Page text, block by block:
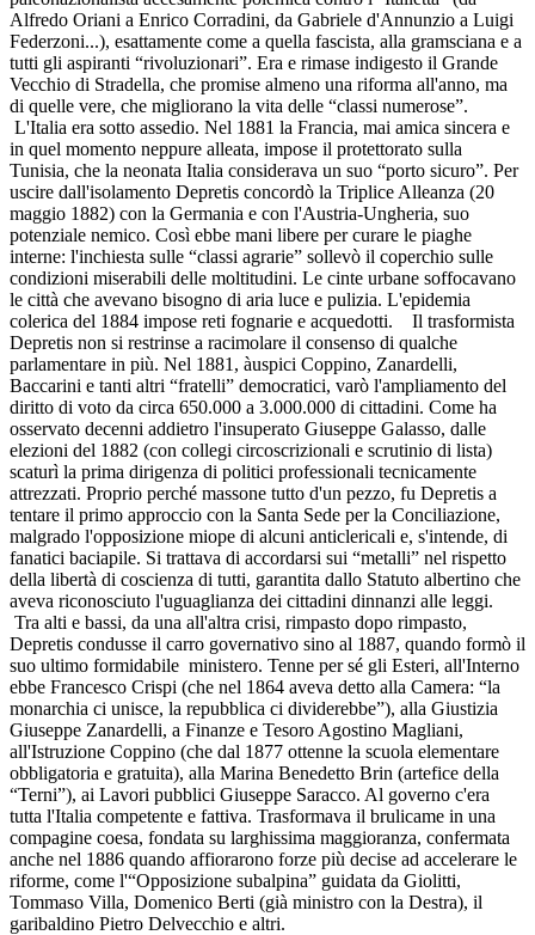
Alfredo Oriani a Enrico Corradini, da Gabriele d'Annunzio a Luigi
Federzoni...), esattamente come a quella fascista, alla gramsciana e a
tutti gli aspiranti “rivoluzionari”. Era e rimase indigesto il Grande
Vecchio di Stradella, che promise almeno una riforma all'anno, ma
di quelle vere, che migliorano la vita delle “classi numerose”.
L'Italia era sotto assedio. Nel 1881 la Francia, mai amica sincera e
in quel momento neppure alleata, impose il protettorato sulla
Tunisia, che la neonata Italia considerava un suo “porto sicuro”. Per
uscire dall'isolamento Depretis concordò la Triplice Alleanza (20
maggio 1882) con la Germania e con l'Austria-Ungheria, suo
potenziale nemico. Così ebbe mani libere per curare le piaghe
interne: l'inchiesta sulle “classi agrarie” sollevò il coperchio sulle
condizioni miserabili delle moltitudini. Le cinte urbane soffocavano
le città che avevano bisogno di aria luce e pulizia. L'epidemia
colerica del 1884 impose reti fognarie e acquedotti. Il trasformista
Depretis non si restrinse a racimolare il consenso di qualche
parlamentare in più. Nel 1881, àuspici Coppino, Zanardelli,
Baccarini e tanti altri “fratelli” democratici, varò l'ampliamento del
diritto di voto da circa 650.000 a 3.000.000 di cittadini. Come ha
osservato decenni addietro l'insuperato Giuseppe Galasso, dalle
elezioni del 1882 (con collegi circoscrizionali e scrutinio di lista)
scaturì la prima dirigenza di politici professionali tecnicamente
attrezzati. Proprio perché massone tutto d'un pezzo, fu Depretis a
tentare il primo approccio con la Santa Sede per la Conciliazione,
malgrado l'opposizione miope di alcuni anticlericali e, s'intende, di
fanatici baciapile. Si trattava di accordarsi sui “metalli” nel rispetto
della libertà di coscienza di tutti, garantita dallo Statuto albertino che
aveva riconosciuto l'uguaglianza dei cittadini dinnanzi alle leggi.
Tra alti e bassi, da una all'altra crisi, rimpasto dopo rimpasto,
Depretis condusse il carro governativo sino al 1887, quando formò il
suo ultimo formidabile ministero. Tenne per sé gli Esteri, all'Interno
ebbe Francesco Crispi (che nel 1864 aveva detto alla Camera: “la
monarchia ci unisce, la repubblica ci dividerebbe”), alla Giustizia
Giuseppe Zanardelli, a Finanze e Tesoro Agostino Magliani,
all'Istruzione Coppino (che dal 1877 ottenne la scuola elementare
obbligatoria e gratuita), alla Marina Benedetto Brin (artefice della
“Terni”), ai Lavori pubblici Giuseppe Saracco. Al governo c'era
tutta l'Italia competente e fattiva. Trasformava il brulicame in una
compagine coesa, fondata su larghissima maggioranza, confermata
anche nel 1886 quando affiorarono forze più decise ad accelerare le
riforme, come l'“Opposizione subalpina” guidata da Giolitti,
Tommaso Villa, Domenico Berti (già ministro con la Destra), il
garibaldino Pietro Delvecchio e altri.